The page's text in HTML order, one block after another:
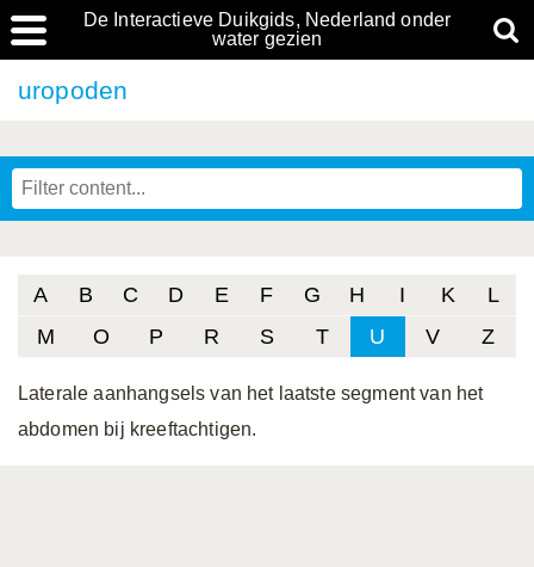
De Interactieve Duikgids, Nederland onder
water gezien
uropoden
A B C D E F G H I K
L
M
O P R S T U V Z
Laterale aanhangsels van het laatste segment van het
abdomen bij kreeftachtigen.